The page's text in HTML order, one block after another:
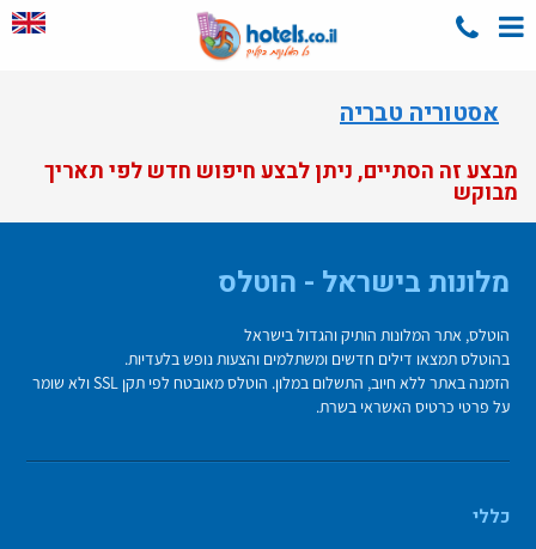
אסטוריה טבריה
מבצע זה הסתיים, ניתן לבצע חיפוש חדש לפי תאריך
מבוקש
מלונות בישראל - הוטלס
הוטלס, אתר המלונות הותיק והגדול בישראל
בהוטלס תמצאו דילים חדשים ומשתלמים והצעות נופש בלעדיות.
הזמנה באתר ללא חיוב, התשלום במלון. הוטלס מאובטח לפי תקן SSL ולא שומר
על פרטי כרטיס האשראי בשרת.
כללי